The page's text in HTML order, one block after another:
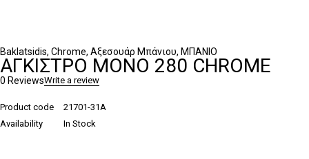
Baklatsidis, Chrome, Αξεσουάρ Μπάνιου, ΜΠΑΝΙΟ
ΆΓΚΙΣΤΡΟ ΜΟΝΌ 280 CHROME
0 ReviewsWrite a review
Product code
21701-31A
Availability
In Stock